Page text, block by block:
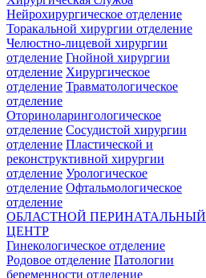
Нейрохирургическое отделение
Торакальной хирургии отделение
Челюстно-лицевой хирургии
отделение Гнойной хирургии
отделение Хирургическое
отделение Травматологическое
отделение
Оториноларингологическое
отделение Сосудистой хирургии
отделение Пластической и
реконструктивной хирургии
отделение Урологическое
отделение Офтальмологическое
отделение
ОБЛАСТНОЙ ПЕРИНАТАЛЬНЫЙ
ЦЕНТР
Гинекологическое отделение
Родовое отделение Патологии
беременности отделение